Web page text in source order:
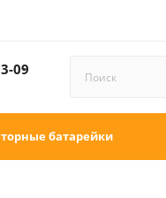
09
батарейки